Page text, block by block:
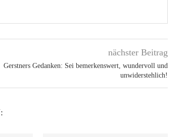
nächster Beitrag
Gerstners Gedanken: Sei bemerkenswert, wundervoll und
unwiderstehlich!